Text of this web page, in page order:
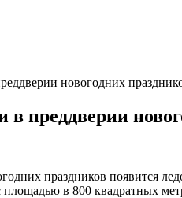
новогодних
преддверии
в 800 квадратных